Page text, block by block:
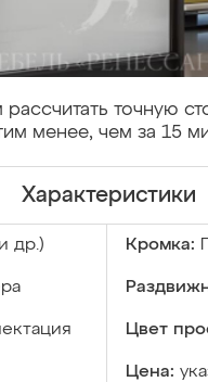
точную
менее, чем за 15
Характеристики
др.) Кромка:
Цвет
Цена: